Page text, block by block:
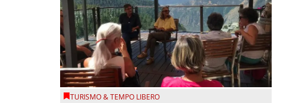
TURISMO & TEMPO LIBERO